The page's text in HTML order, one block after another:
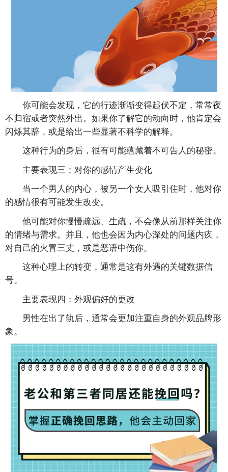
你可能会发现，它的行迹渐渐变得起伏不定，常常夜
不归宿或者突然外出。如果你了解它的动向时，他肯定会
闪烁其辞，或是给出一些显著不科学的解释。
这种行为的身后，很有可能蕴藏着不可告人的秘密。
主要表现三：对你的感情产生变化
当一个男人的内心，被另一个女人吸引住时，他对你
的感情很有可能发生改变。
他可能对你慢慢疏远、生疏，不会像从前那样关注你
的情绪与需求。并且，他也会因为内心深处的问题内疚，
对自己的火冒三丈，或是恶语中伤你。
这种心理上的转变，通常是这有外遇的关键数据信
号。
主要表现四：外观偏好的更改
男性在出了轨后，通常会更加注重自身的外观品牌形
象。